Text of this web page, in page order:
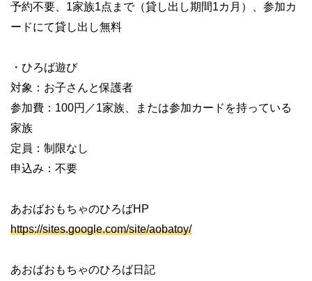
予約不要、1家族1点まで（貸し出し期間1カ月）、参加カ
ードにて貸し出し無料
・ひろば遊び
対象：お子さんと保護者
参加費：100円／1家族、または参加カードを持っている
家族
定員：制限なし
申込み：不要
あおばおもちゃのひろばHP
https://sites.google.com/site/aobatoy/
あおばおもちゃのひろば日記